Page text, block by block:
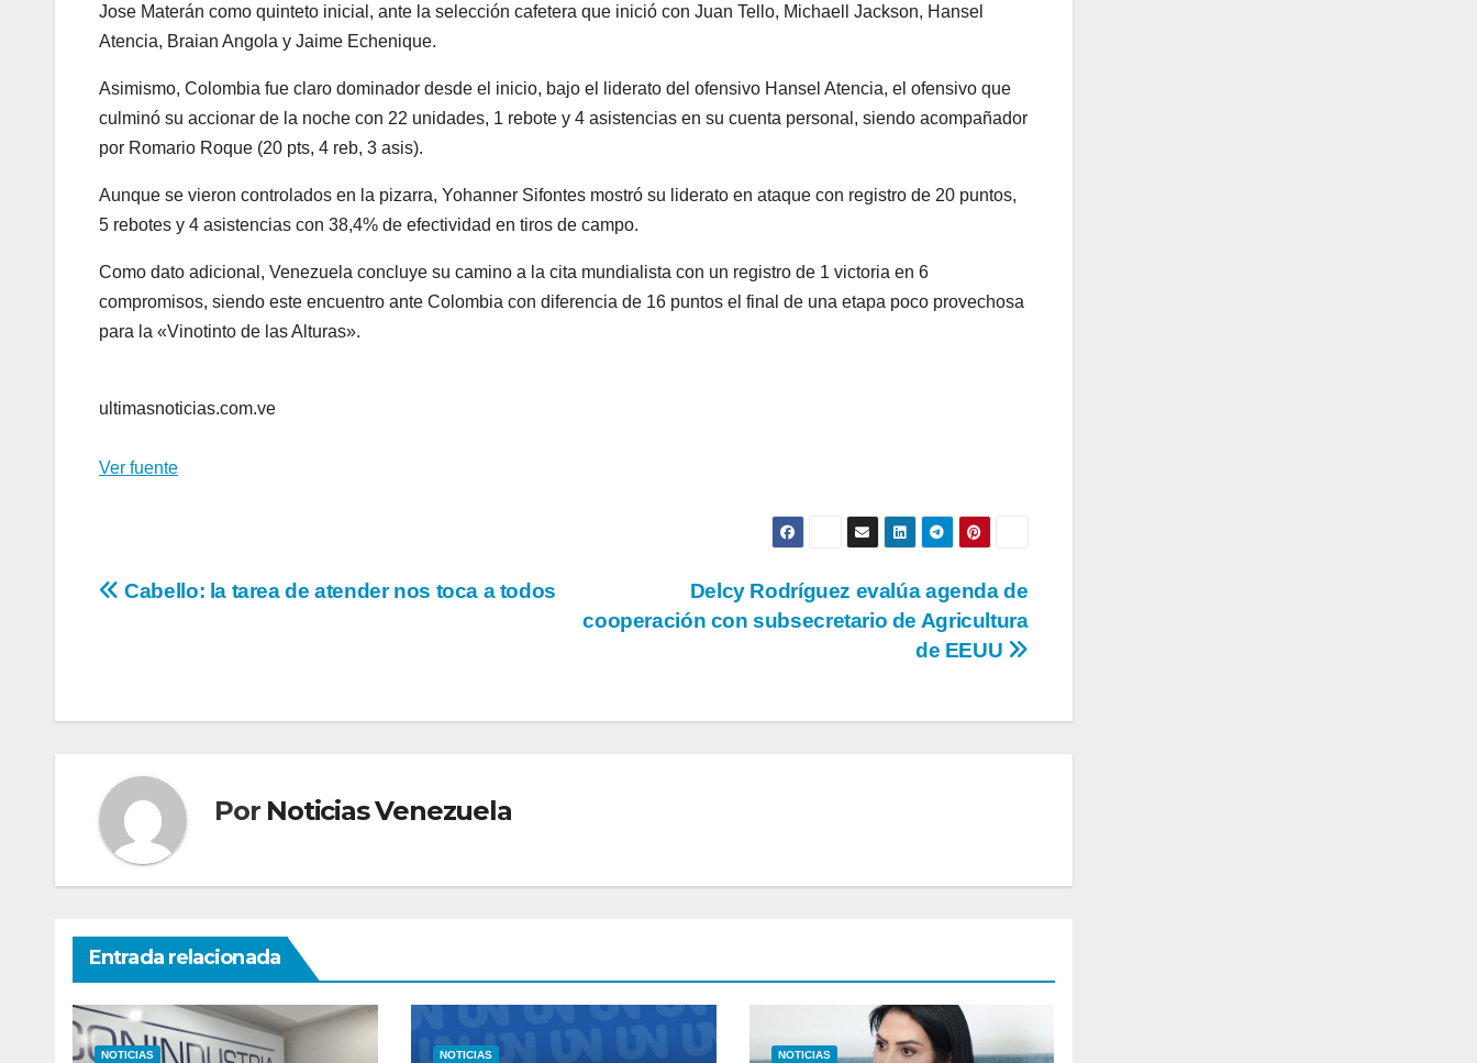
Jose Materán como quinteto inicial, ante la selección cafetera que inició con Juan Tello, Michaell Jackson, Hansel
Atencia, Braian Angola y Jaime Echenique.
Asimismo, Colombia fue claro dominador desde el inicio, bajo el liderato del ofensivo Hansel Atencia, el ofensivo que
culminó su accionar de la noche con 22 unidades, 1 rebote y 4 asistencias en su cuenta personal, siendo acompañador
por Romario Roque (20 pts, 4 reb, 3 asis).
Aunque se vieron controlados en la pizarra, Yohanner Sifontes mostró su liderato en ataque con registro de 20 puntos,
5 rebotes y 4 asistencias con 38,4% de efectividad en tiros de campo.
Como dato adicional, Venezuela concluye su camino a la cita mundialista con un registro de 1 victoria en 6
compromisos, siendo este encuentro ante Colombia con diferencia de 16 puntos el final de una etapa poco provechosa
para la «Vinotinto de las Alturas».
ultimasnoticias.com.ve
Ver fuente
Navegación
Delcy Rodríguez evalúa agenda de
cooperación con subsecretario de Agricultura
de EEUU
Cabello: la tarea de atender nos toca a todos
Por Noticias Venezuela
Entrada relacionada
NOTICIAS NOTICIAS NOTICIAS